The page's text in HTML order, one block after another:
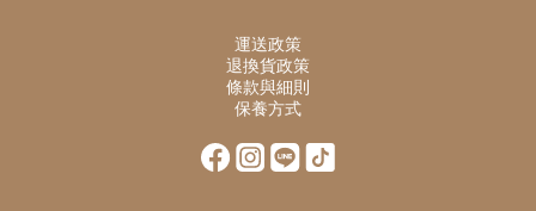
運送政策
退換貨政策
條款與細則
保養方式